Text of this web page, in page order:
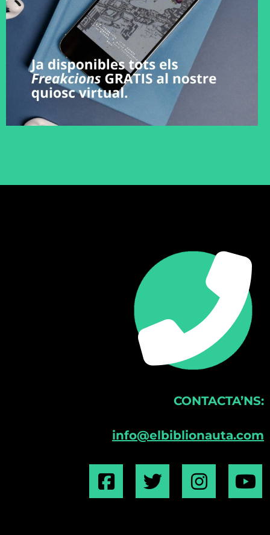
CONTACTA’NS:
info@elbiblionauta.com